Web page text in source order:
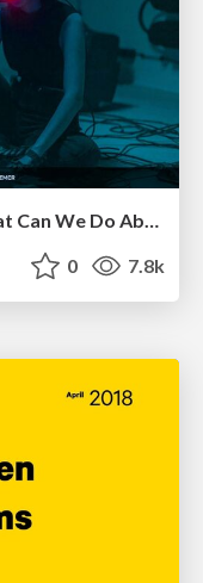
AI Search: Where Are We & What Can We Do About It?
0 7.8k